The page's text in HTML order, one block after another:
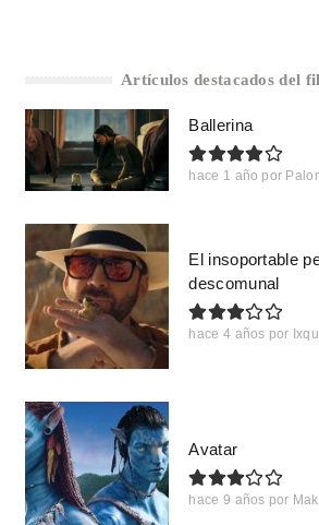
Artículos destacados del
Ballerina
hace 1 año por
El insoportable
descomunal
hace 4 años por
Avatar
hace 9 años por